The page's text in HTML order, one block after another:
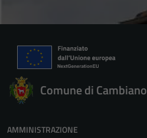
Comune di Cambiano
AMMINISTRAZIONE